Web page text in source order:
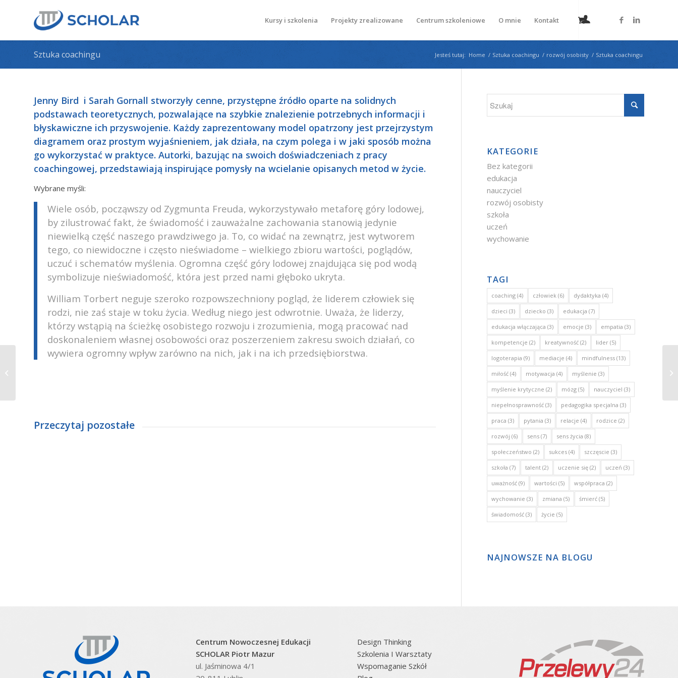
Kursy i szkolenia Projekty zrealizowane Centrum szkoleniowe O mnie Kontakt
Sztuka coachingu Jesteś tutaj: Home / Sztuka coachingu / rozwój osobisty / Sztuka coachingu
Jenny Bird i Sarah Gornall stworzyły cenne, przystępne źródło oparte na solidnych
podstawach teoretycznych, pozwalające na szybkie znalezienie potrzebnych informacji i
błyskawiczne ich przyswojenie. Każdy zaprezentowany model opatrzony jest przejrzystym
diagramem oraz prostym wyjaśnieniem, jak działa, na czym polega i w jaki sposób można
go wykorzystać w praktyce. Autorki, bazując na swoich doświadczeniach z pracy
coachingowej, przedstawiają inspirujące pomysły na wcielanie opisanych metod w życie.
Wybrane myśli:
Wiele osób, począwszy od Zygmunta Freuda, wykorzystywało metaforę góry lodowej,
by zilustrować fakt, że świadomość i zauważalne zachowania stanowią jedynie
niewielką część naszego prawdziwego ja. To, co widać na zewnątrz, jest wytworem
tego, co niewidoczne i często nieświadome – wielkiego zbioru wartości, poglądów,
uczuć i schematów myślenia. Ogromna część góry lodowej znajdująca się pod wodą
symbolizuje nieświadomość, która jest przed nami głęboko ukryta.
William Torbert neguje szeroko rozpowszechniony pogląd, że liderem człowiek się
rodzi, nie zaś staje w toku życia. Według niego jest odwrotnie. Uważa, że liderzy,
którzy wstąpią na ścieżkę osobistego rozwoju i zrozumienia, mogą pracować nad
doskonaleniem własnej osobowości oraz poszerzeniem zakresu swoich działań, co
wywiera ogromny wpływ zarówno na nich, jak i na ich przedsiębiorstwa.
Przeczytaj pozostałe
KATEGORIE
Bez kategorii
edukacja
nauczyciel
rozwój osobisty
szkoła
uczeń
wychowanie
TAGI
coaching (4) człowiek (6) dydaktyka (4)
dzieci (3) dziecko (3) edukacja (7)
edukacja włączająca (3) emocje (3) empatia (3)
kompetencje (2) kreatywność (2) lider (5)
logoterapia (9) mediacje (4) mindfulness (13)
miłość (4) motywacja (4) myślenie (3)
myślenie krytyczne (2) mózg (5) nauczyciel (3)
niepełnosprawność (3) pedagogika specjalna (3)
praca (3) pytania (3) relacje (4) rodzice (2)
rozwój (6) sens (7) sens życia (8)
społeczeństwo (2) sukces (4) szczęscie (3)
szkoła (7) talent (2) uczenie się (2) uczeń (3)
uważność (9) wartości (5) współpraca (2)
wychowanie (3) zmiana (5) śmierć (5)
świadomość (3) życie (5)
NAJNOWSZE NA BLOGU
Centrum Nowoczesnej Edukacji
SCHOLAR Piotr Mazur
ul. Jaśminowa 4/1
Design Thinking
Szkolenia I Warsztaty
Wspomaganie Szkół